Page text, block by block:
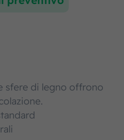
sfere di legno offrono